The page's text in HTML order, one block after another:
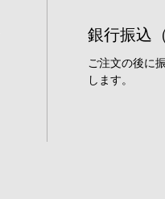
銀行振込
ご注文の後に
します。